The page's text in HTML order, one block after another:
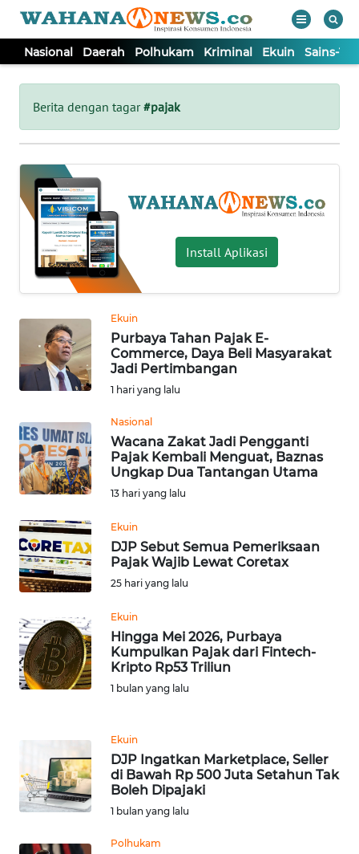
Nasional Daerah Polhukam Kriminal Ekuin Sains-
Berita dengan tagar#pajak
Install Aplikasi
Ekuin
Purbaya Tahan Pajak E-
Commerce, Daya Beli Masyarakat
Jadi Pertimbangan
1 hari yang lalu
Nasional
Wacana Zakat Jadi Pengganti
Pajak Kembali Menguat, Baznas
Ungkap Dua Tantangan Utama
13 hari yang lalu
Ekuin
DJP Sebut Semua Pemeriksaan
Pajak Wajib Lewat Coretax
25 hari yang lalu
Ekuin
Hingga Mei 2026, Purbaya
Kumpulkan Pajak dari Fintech-
Kripto Rp53 Triliun
1 bulan yang lalu
Ekuin
DJP Ingatkan Marketplace, Seller
di Bawah Rp 500 Juta Setahun Tak
Boleh Dipajaki
1 bulan yang lalu
Polhukam
Tutup
NASIONAL
DAERAH
POLHUKAM
KRIMINAL
EKUIN
SAINS-TEKNO
INTERNASIONAL
PENDIDIKAN
OLAHRAGA
OPINI
EDITORIAL
INDEKS
BERITA